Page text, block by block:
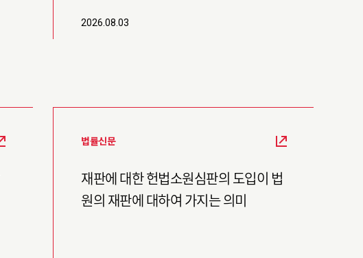
2026.08.03
법률신문
재판에 대한 헌법소원심판의 도입이 법
원의 재판에 대하여 가지는 의미